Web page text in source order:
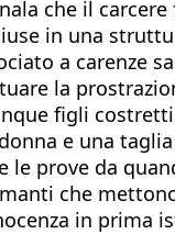
che il
in una
a carenze
la
figli
e una
prove da
che
in prima